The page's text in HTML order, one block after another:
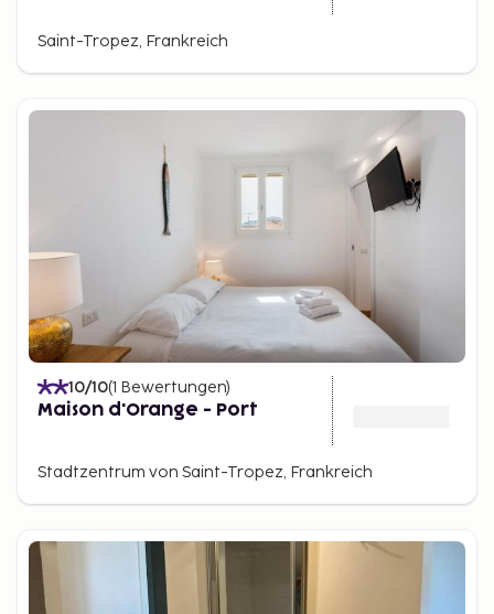
Saint-Tropez, Frankreich
10/10(1 Bewertungen)
Maison d'Orange - Port
Stadtzentrum von Saint-Tropez, Frankreich